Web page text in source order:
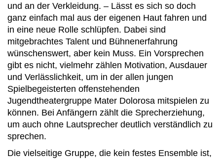
und an der Verkleidung. – Lässt es sich so doch
ganz einfach mal aus der eigenen Haut fahren und
in eine neue Rolle schlüpfen. Dabei sind
mitgebrachtes Talent und Bühnenerfahrung
wünschenswert, aber kein Muss. Ein Vorsprechen
gibt es nicht, vielmehr zählen Motivation, Ausdauer
und Verlässlichkeit, um in der allen jungen
Spielbegeisterten offenstehenden
Jugendtheatergruppe Mater Dolorosa mitspielen zu
können. Bei Anfängern zählt die Sprecherziehung,
um auch ohne Lautsprecher deutlich verständlich zu
sprechen.
Die vielseitige Gruppe, die kein festes Ensemble ist,